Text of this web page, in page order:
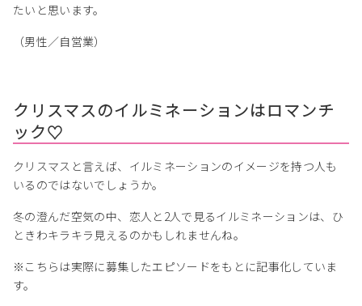
たいと思います。
（男性／自営業）
クリスマスのイルミネーションはロマンチ
ック♡
クリスマスと言えば、イルミネーションのイメージを持つ人も
いるのではないでしょうか。
冬の澄んだ空気の中、恋人と2人で見るイルミネーションは、ひ
ときわキラキラ見えるのかもしれませんね。
※こちらは実際に募集したエピソードをもとに記事化していま
す。